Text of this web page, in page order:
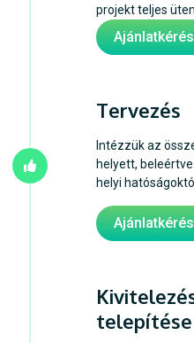
projekt teljes
Ajánlatkérés
Tervezés
Intézzük az
helyett,
helyi
Ajánlatkérés
telepítése